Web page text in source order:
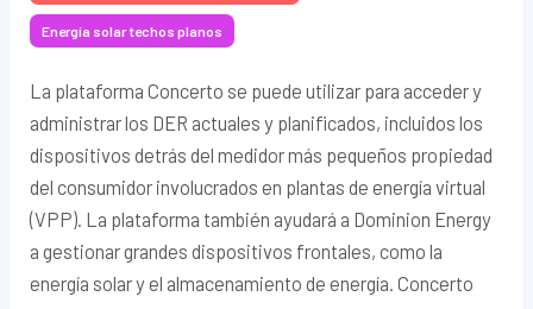
Energía solar techos planos
La plataforma Concerto se puede utilizar para acceder y
administrar los DER actuales y planificados, incluidos los
dispositivos detrás del medidor más pequeños propiedad
del consumidor involucrados en plantas de energía virtual
(VPP). La plataforma también ayudará a Dominion Energy
a gestionar grandes dispositivos frontales, como la
energía solar y el almacenamiento de energía. Concerto